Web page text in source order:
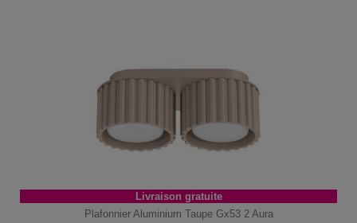
Livraison gratuite
Plafonnier Aluminium Taupe Gx53 2 Aura